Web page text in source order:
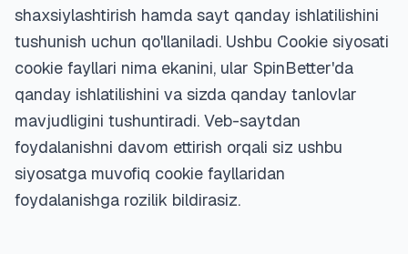
shaxsiylashtirish hamda sayt qanday ishlatilishini
tushunish uchun qo'llaniladi. Ushbu Cookie siyosati
cookie fayllari nima ekanini, ular SpinBetter'da
qanday ishlatilishini va sizda qanday tanlovlar
mavjudligini tushuntiradi. Veb-saytdan
foydalanishni davom ettirish orqali siz ushbu
siyosatga muvofiq cookie fayllaridan
foydalanishga rozilik bildirasiz.